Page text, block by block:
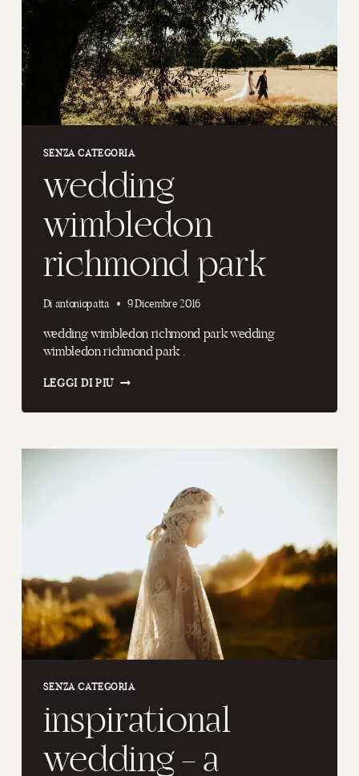
SENZA CATEGORIA
wedding
wimbledon
richmond park
Di antoniopatta 9 Dicembre 2016
wedding wimbledon richmond park wedding
wimbledon richmond park .
LEGGI DI PIÙWEDDING
SENZA CATEGORIA
inspirational
wedding – a